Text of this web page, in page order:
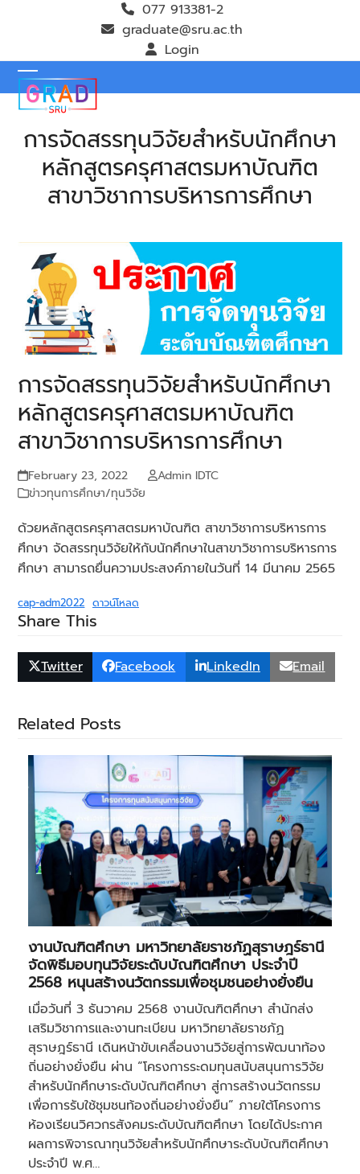
077 913381-2
graduate@sru.ac.th
Login
Open
mobile
menu
Close
mobile
menu
การจัดสรรทุนวิจัยสำหรับนักศึกษา
หลักสูตรครุศาสตรมหาบัณฑิต
สาขาวิชาการบริหารการศึกษา
การจัดสรรทุนวิจัยสำหรับนักศึกษา
หลักสูตรครุศาสตรมหาบัณฑิต
สาขาวิชาการบริหารการศึกษา
February 23, 2022
Admin IDTC
ข่าวทุนการศึกษา/ทุนวิจัย
ด้วยหลักสูตรครุศาสตรมหาบัณฑิต สาขาวิชาการบริหารการ
ศึกษา จัดสรรทุนวิจัยให้กับนักศึกษาในสาขาวิชาการบริหารการ
ศึกษา สามารถยื่นความประสงค์ภายในวันที่ 14 มีนาคม 2565
cap-adm2022 ดาวน์โหลด
Share This
Twitter Facebook LinkedIn Email
Related Posts
งานบัณฑิตศึกษา มหาวิทยาลัยราชภัฏสุราษฎร์ธานี
จัดพิธีมอบทุนวิจัยระดับบัณฑิตศึกษา ประจำปี
2568 หนุนสร้างนวัตกรรมเพื่อชุมชนอย่างยั่งยืน
เมื่อ️วันที่ 3 ธันวาคม 2568 งานบัณฑิตศึกษา สำนักส่ง
เสริมวิชาการและงานทะเบียน มหาวิทยาลัยราชภัฏ
สุราษฎร์ธานี เดินหน้าขับเคลื่อนงานวิจัยสู่การพัฒนาท้อง
ถิ่นอย่างยั่งยืน ผ่าน “โครงการระดมทุนสนับสนุนการวิจัย
สำหรับนักศึกษาระดับบัณฑิตศึกษา สู่การสร้างนวัตกรรม
เพื่อการรับใช้ชุมชนท้องถิ่นอย่างยั่งยืน” ภายใต้โครงการ
ห้องเรียนวิศวกรสังคมระดับบัณฑิตศึกษา โดยได้ประกาศ
ผลการพิจารณาทุนวิจัยสำหรับนักศึกษาระดับบัณฑิตศึกษา
ประจำปี พ.ศ…